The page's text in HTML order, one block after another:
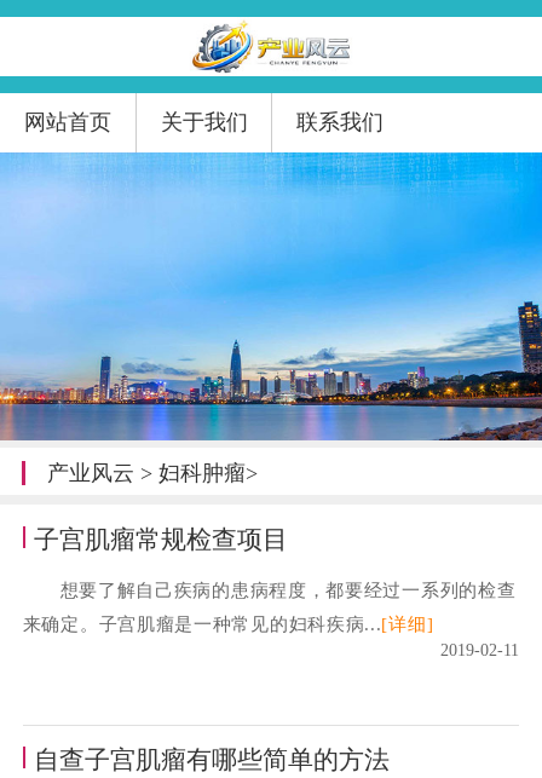
网站首页 关于我们 联系我们
产业风云 > 妇科肿瘤>
子宫肌瘤常规检查项目
想要了解自己疾病的患病程度，都要经过一系列的检查
来确定。子宫肌瘤是一种常见的妇科疾病...[详细]
2019-02-11
自查子宫肌瘤有哪些简单的方法